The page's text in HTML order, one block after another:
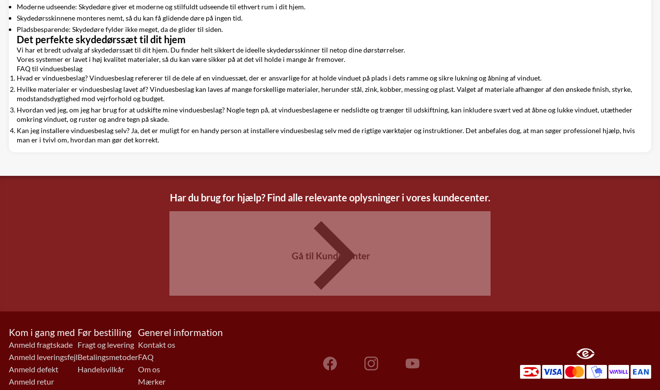
Moderne udseende: Skydedøre giver et moderne og stilfuldt udseende til ethvert rum i dit hjem.
Skydedørsskinnene monteres nemt, så du kan få glidende døre på ingen tid.
Pladsbesparende: Skydedøre fylder ikke meget, da de glider til siden.
Det perfekte skydedørssæt til dit hjem
Vi har et bredt udvalg af skydedørssæt til dit hjem. Du finder helt sikkert de ideelle skydedørsskinner til netop dine dørstørrelser.
Vores systemer er lavet i høj kvalitet materialer, så du kan være sikker på at det vil holde i mange år fremover.
FAQ til vinduesbeslag
Hvad er vinduesbeslag? Vinduesbeslag refererer til de dele af en vinduessæt, der er ansvarlige for at holde vinduet på plads i dets ramme og sikre lukning og åbning af vinduet.
Hvilke materialer er vinduesbeslag lavet af? Vinduesbeslag kan laves af mange forskellige materialer, herunder stål, zink, kobber, messing og plast. Valget af materiale afhænger af den ønskede finish, styrke,
modstandsdygtighed mod vejrforhold og budget.
Hvordan ved jeg, om jeg har brug for at udskifte mine vinduesbeslag? Nogle tegn på, at vinduesbeslagene er nedslidte og trænger til udskiftning, kan inkludere svært ved at åbne og lukke vinduet, utætheder
omkring vinduet, og ruster og andre tegn på skade.
Kan jeg installere vinduesbeslag selv? Ja, det er muligt for en handy person at installere vinduesbeslag selv med de rigtige værktøjer og instruktioner. Det anbefales dog, at man søger professionel hjælp, hvis
man er i tvivl om, hvordan man gør det korrekt.
Har du brug for hjælp? Find alle relevante oplysninger i vores kundecenter.
Gå til Kundecenter
Kom i gang med
Anmeld fragtskade
Anmeld leveringsfejl
Anmeld defekt
Anmeld retur
Før bestilling
Fragt og levering
Betalingsmetoder
Handelsvilkår
Generel information
Kontakt os
FAQ
Om os
Mærker